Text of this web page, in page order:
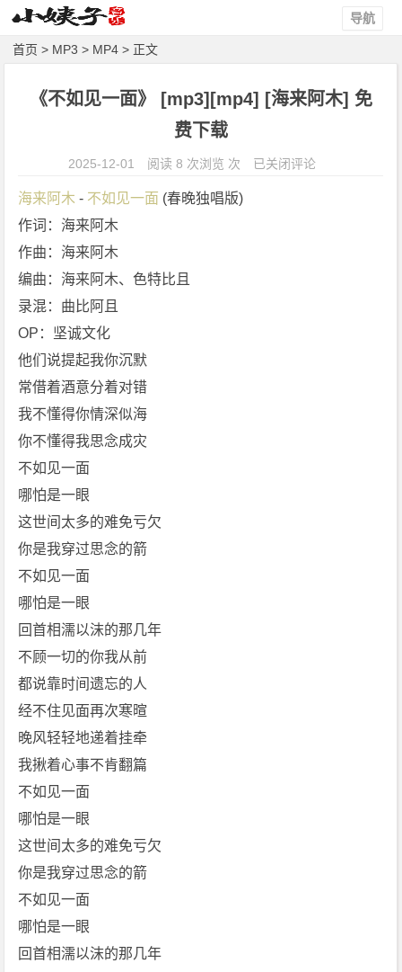
导航
首页 > MP3 > MP4 > 正文
《不如见一面》 [mp3][mp4] [海来阿木] 免
费下载
2025-12-01 阅读 8 次浏览 次
《不
已关闭评论
海来阿木 - 不如见一面 (春晚独唱版)
作词：海来阿木
作曲：海来阿木
编曲：海来阿木、色特比且
录混：曲比阿且
OP：坚诚文化
他们说提起我你沉默
常借着酒意分着对错
我不懂得你情深似海
你不懂得我思念成灾
不如见一面
哪怕是一眼
这世间太多的难免亏欠
你是我穿过思念的箭
不如见一面
哪怕是一眼
回首相濡以沫的那几年
不顾一切的你我从前
都说靠时间遗忘的人
经不住见面再次寒暄
晚风轻轻地递着挂牵
我揪着心事不肯翻篇
不如见一面
哪怕是一眼
这世间太多的难免亏欠
你是我穿过思念的箭
不如见一面
哪怕是一眼
回首相濡以沫的那几年